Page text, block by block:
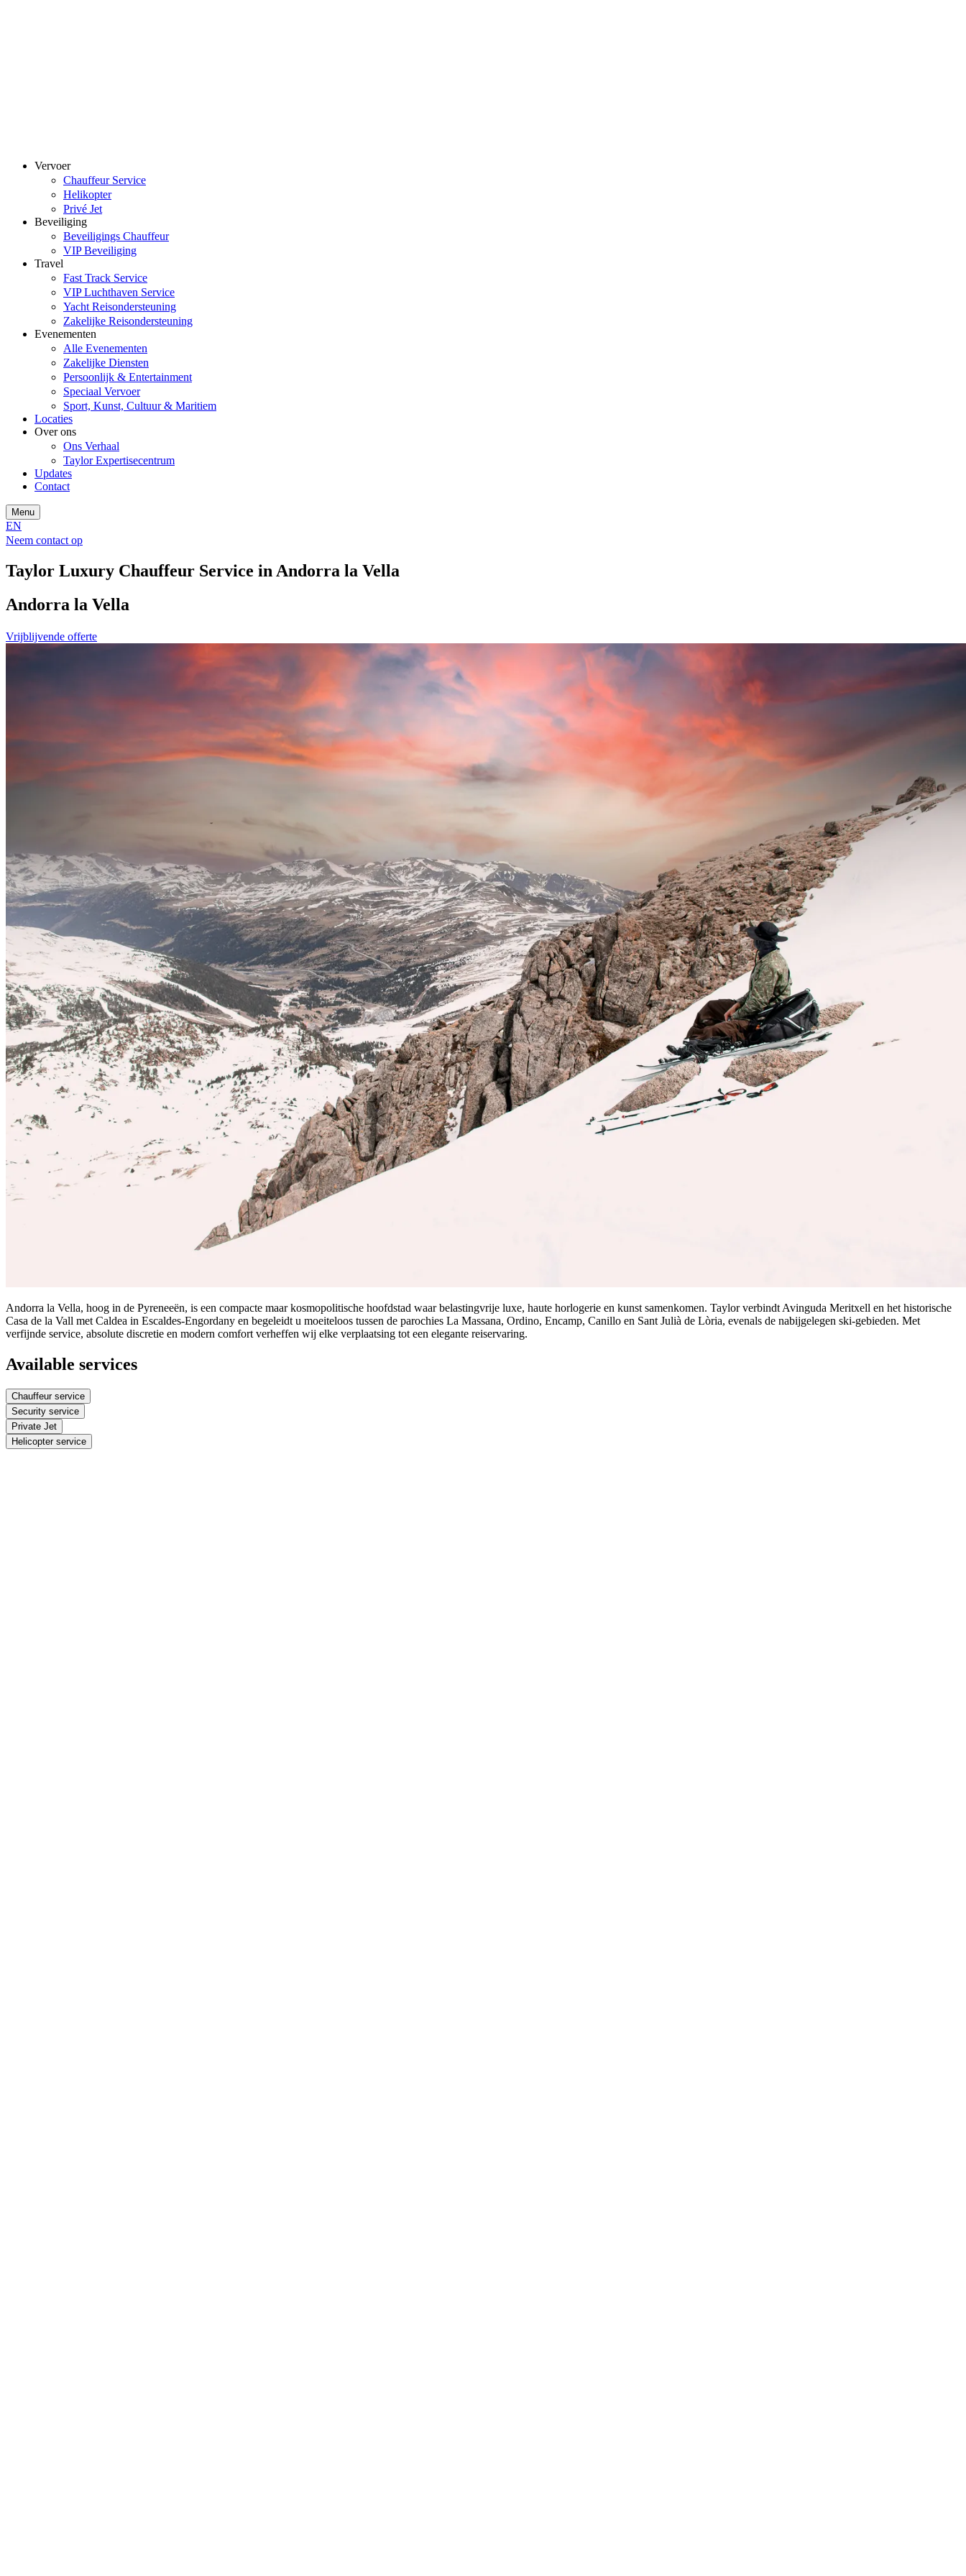
Vervoer
Chauffeur Service
Helikopter
Privé Jet
Beveiliging
Beveiligings Chauffeur
VIP Beveiliging
Travel
Fast Track Service
VIP Luchthaven Service
Yacht Reisondersteuning
Zakelijke Reisondersteuning
Evenementen
Alle Evenementen
Zakelijke Diensten
Persoonlijk & Entertainment
Speciaal Vervoer
Sport, Kunst, Cultuur & Maritiem
Locaties
Over ons
Ons Verhaal
Taylor Expertisecentrum
Updates
Contact
Menu
EN
Neem contact op
Taylor Luxury Chauffeur Service in Andorra la Vella
Andorra la Vella
Vrijblijvende offerte
Andorra la Vella, hoog in de Pyreneeën, is een compacte maar kosmopolitische hoofdstad waar belastingvrije luxe, haute horlogerie en kunst samenkomen. Taylor verbindt Avinguda Meritxell en het historische
Casa de la Vall met Caldea in Escaldes-Engordany en begeleidt u moeiteloos tussen de parochies La Massana, Ordino, Encamp, Canillo en Sant Julià de Lòria, evenals de nabijgelegen ski-gebieden. Met
verfijnde service, absolute discretie en modern comfort verheffen wij elke verplaatsing tot een elegante reiservaring.
Available services
Chauffeur service
Security service
Private Jet
Helicopter service